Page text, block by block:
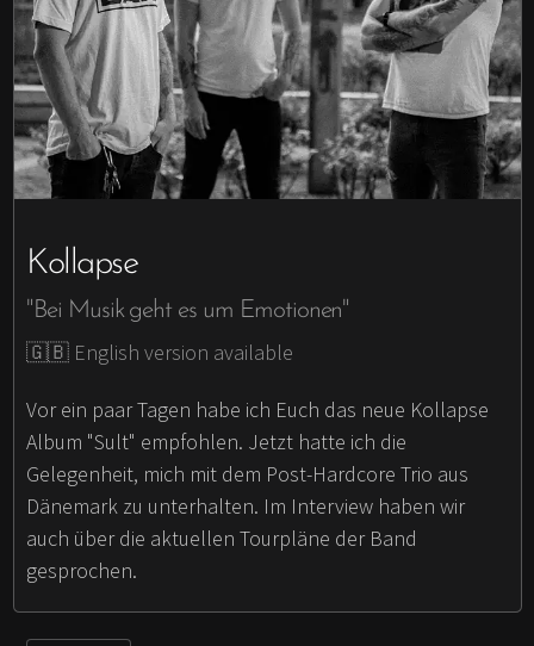
Kollapse
"Bei Musik geht es um Emotionen"
🇬🇧 English version available
Vor ein paar Tagen habe ich Euch das neue Kollapse
Album "Sult" empfohlen. Jetzt hatte ich die
Gelegenheit, mich mit dem Post-Hardcore Trio aus
Dänemark zu unterhalten. Im Interview haben wir
auch über die aktuellen Tourpläne der Band
gesprochen.